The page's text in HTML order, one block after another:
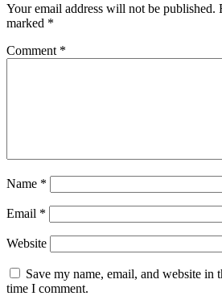
Your email address will not be published.
marked *
Comment *
Name *
Email *
Website
Save my name, email, and website in
time I comment.